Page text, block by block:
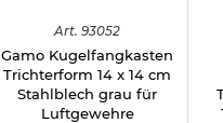
Art. 93052
Gamo Kugelfangkasten
Trichterform 14 x 14 cm
Stahlblech grau für
Luftgewehre